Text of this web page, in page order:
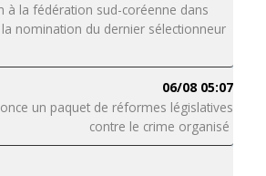
à la fédération sud-coréenne dans
nomination du dernier sélectionneur
06/08 05:07
un paquet de réformes législatives
contre le crime organisé